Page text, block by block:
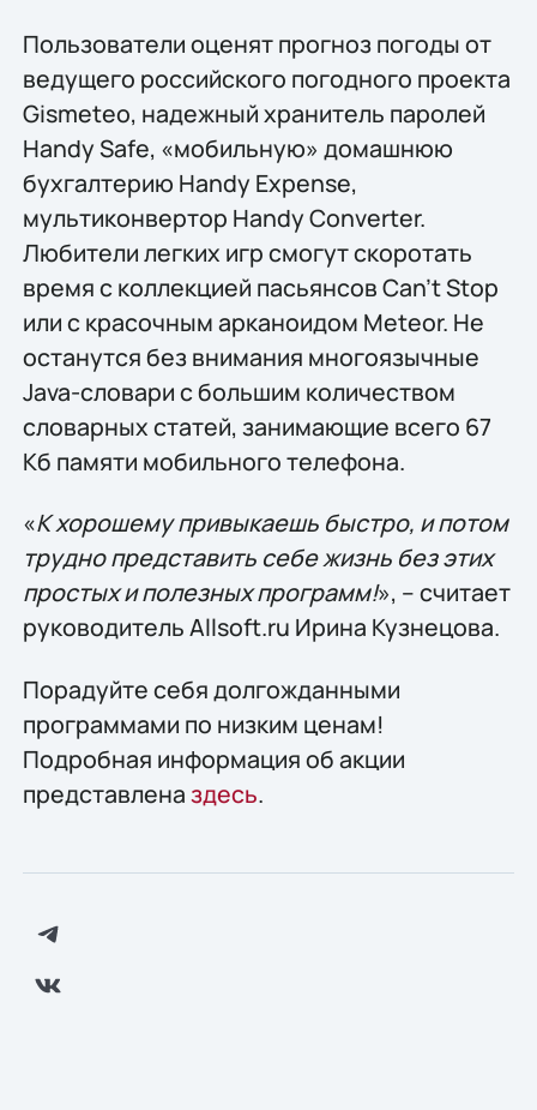
Пользователи оценят прогноз погоды от
ведущего российского погодного проекта
Gismeteo, надежный хранитель паролей
Handy Safe, «мобильную» домашнюю
бухгалтерию Handy Expense,
мультиконвертор Handy Converter.
Любители легких игр смогут скоротать
время с коллекцией пасьянсов Can't Stop
или с красочным арканоидом Meteor. Не
останутся без внимания многоязычные
Java-словари с большим количеством
словарных статей, занимающие всего 67
Кб памяти мобильного телефона.
«К хорошему привыкаешь быстро, и потом
трудно представить себе жизнь без этих
простых и полезных программ!», – считает
руководитель Allsoft.ru Ирина Кузнецова.
Порадуйте себя долгожданными
программами по низким ценам!
Подробная информация об акции
представленаздесь.